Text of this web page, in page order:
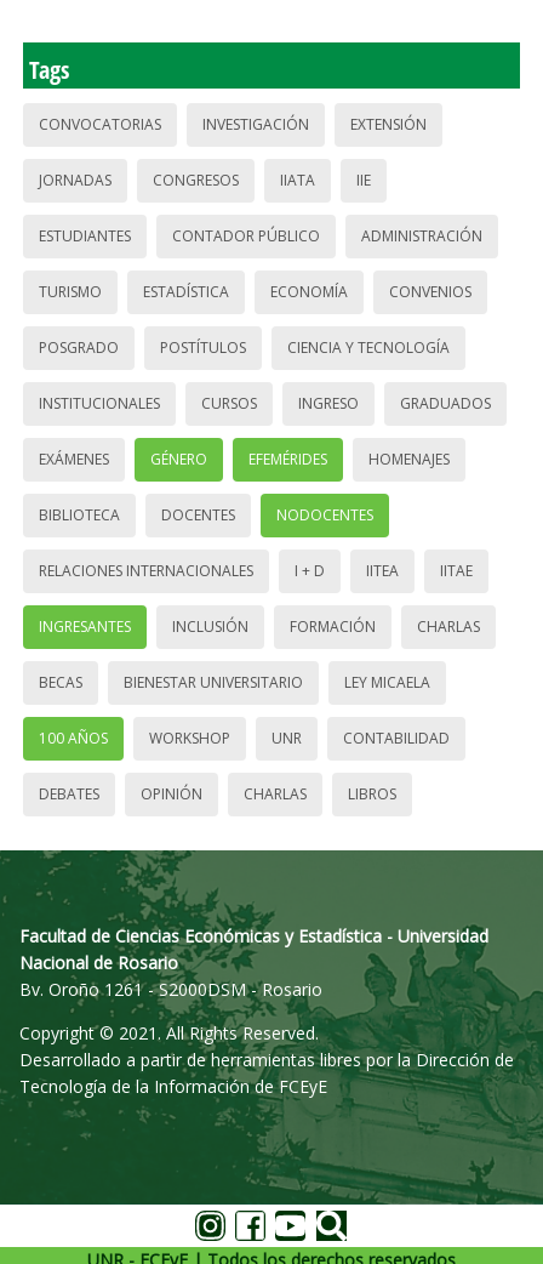
Tags
CONVOCATORIAS INVESTIGACIÓN EXTENSIÓN
JORNADAS CONGRESOS IIATA IIE
ESTUDIANTES CONTADOR PÚBLICO ADMINISTRACIÓN
TURISMO ESTADÍSTICA ECONOMÍA CONVENIOS
POSGRADO POSTÍTULOS CIENCIA Y TECNOLOGÍA
INSTITUCIONALES CURSOS INGRESO GRADUADOS
EXÁMENES GÉNERO EFEMÉRIDES HOMENAJES
BIBLIOTECA DOCENTES NODOCENTES
RELACIONES INTERNACIONALES I + D IITEA IITAE
INGRESANTES INCLUSIÓN FORMACIÓN CHARLAS
BECAS BIENESTAR UNIVERSITARIO LEY MICAELA
100 AÑOS WORKSHOP UNR CONTABILIDAD
DEBATES OPINIÓN CHARLAS LIBROS
Facultad de Ciencias Económicas y Estadística - Universidad
Nacional de Rosario
Bv. Oroño 1261 - S2000DSM - Rosario
Copyright © 2021. All Rights Reserved.
Desarrollado a partir de herramientas libres por la Dirección de
Tecnología de la Información de FCEyE